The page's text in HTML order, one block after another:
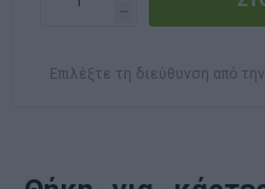
h
Επιλέξτε τη διεύθυνση από